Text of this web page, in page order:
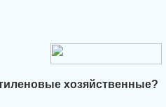
хозяйственные?